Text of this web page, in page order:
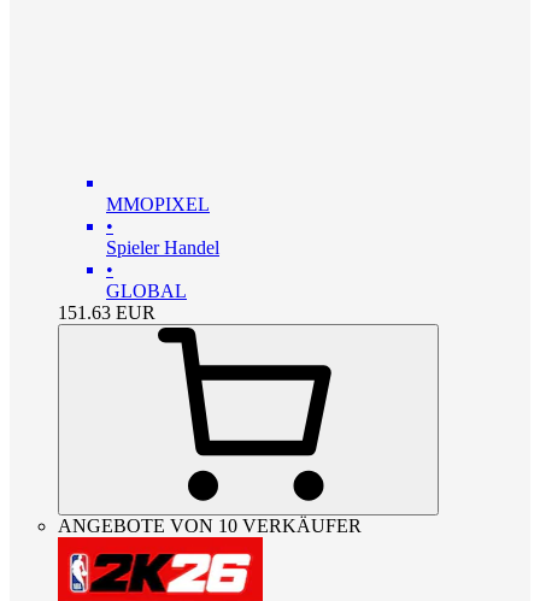
MMOPIXEL
•
Spieler Handel
•
GLOBAL
151.63 EUR
ANGEBOTE VON 10 VERKÄUFER